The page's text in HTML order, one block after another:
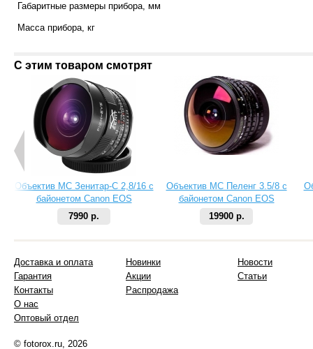
Габаритные размеры прибора, мм
Масса прибора, кг
С этим товаром смотрят
Объектив МС Зенитар-C 2,8/16 с
байонетом Canon EOS
7990 р.
Объектив МС Пеленг 3.5/8 с
байонетом Canon EOS
19900 р.
Доставка и оплата
Гарантия
Контакты
О нас
Оптовый отдел
Новинки
Акции
Распродажа
Новости
Статьи
© fotorox.ru, 2026